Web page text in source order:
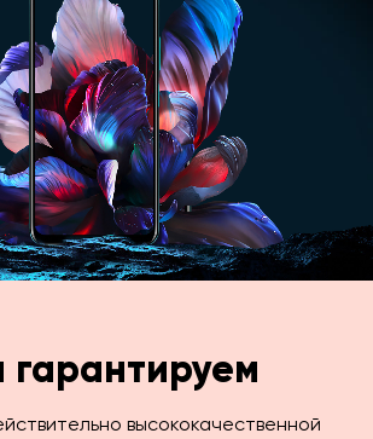
высококачественной